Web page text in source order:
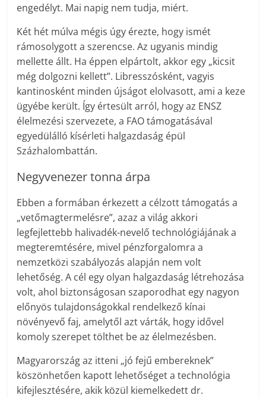
engedélyt. Mai napig nem tudja, miért.
Két hét múlva mégis úgy érezte, hogy ismét
rámosolygott a szerencse. Az ugyanis mindig
mellette állt. Ha éppen elpártolt, akkor egy „kicsit
még dolgozni kellett”. Libresszósként, vagyis
kantinosként minden újságot elolvasott, ami a keze
ügyébe került. Így értesült arról, hogy az ENSZ
élelmezési szervezete, a FAO támogatásával
egyedülálló kísérleti halgazdaság épül
Százhalombattán.
Negyvenezer tonna árpa
Ebben a formában érkezett a célzott támogatás a
„vetőmagtermelésre”, azaz a világ akkori
legfejlettebb halivadék-nevelő technológiájának a
megteremtésére, mivel pénzforgalomra a
nemzetközi szabályozás alapján nem volt
lehetőség. A cél egy olyan halgazdaság létrehozása
volt, ahol biztonságosan szaporodhat egy nagyon
előnyös tulajdonságokkal rendelkező kínai
növényevő faj, amelytől azt várták, hogy idővel
komoly szerepet tölthet be az élelmezésben.
Magyarország az itteni „jó fejű embereknek”
köszönhetően kapott lehetőséget a technológia
kifejlesztésére, akik közül kiemelkedett dr.